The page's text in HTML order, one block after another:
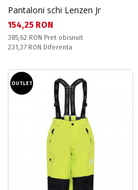
Pantaloni schi Lenzen Jr
Текуща цена:
154,25 RON
Pret obisnuit:
385,62 RON Pret obisnuit
Спестявате:
231,37 RON Diferenta
OUTLET